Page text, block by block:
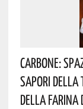
Carbone:
Sapori Della
Della Farina